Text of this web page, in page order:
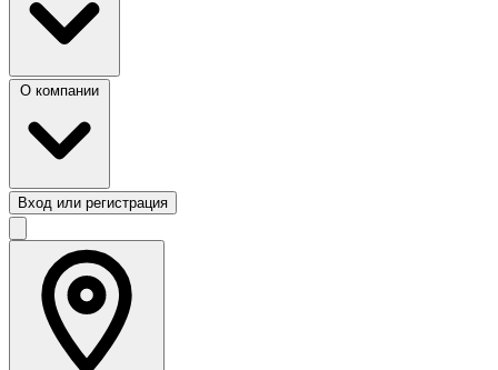
Вход или регистрация